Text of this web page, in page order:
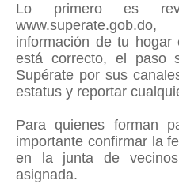
Lo primero es
información de tu
está correcto, el paso
Supérate por sus
estatus y reportar
Para quienes forman
importante confirmar la
en la junta de
asignada.